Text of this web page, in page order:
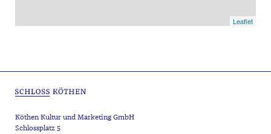
Leaflet
Köthen Kultur und Marketing GmbH
Schlossplatz 5